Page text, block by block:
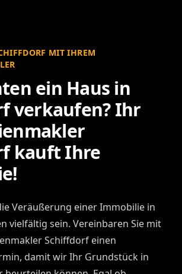
MIT IHREM
ein Haus in
verkaufen? Ihr
kauft Ihre
Veräußerung einer Immobilie in
vielfältig sein. Vereinbaren Sie mit
Schiffdorf einen
damit wir Ihr Grundstück in